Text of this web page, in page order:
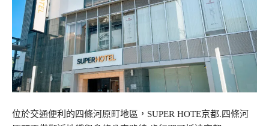
位於交通便利的四條河原町地區，SUPER HOTE京都.四條河